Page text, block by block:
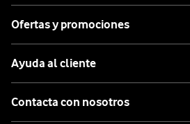
Ofertas y promociones
Ayuda al cliente
Contacta con nosotros